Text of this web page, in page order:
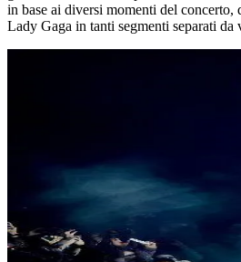
in base ai diversi momenti del concerto,
Lady Gaga in tanti segmenti separati da